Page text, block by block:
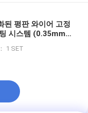
된 평판 와이어 고정
시스템 (0.35mm
1 SET